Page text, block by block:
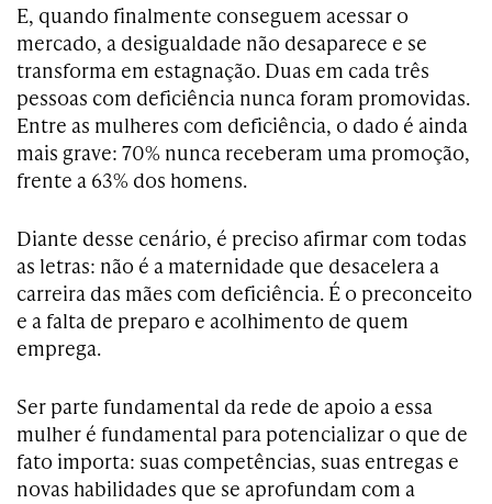
E, quando finalmente conseguem acessar o
mercado, a desigualdade não desaparece e se
transforma em estagnação. Duas em cada três
pessoas com deficiência nunca foram promovidas.
Entre as mulheres com deficiência, o dado é ainda
mais grave: 70% nunca receberam uma promoção,
frente a 63% dos homens.
Diante desse cenário, é preciso afirmar com todas
as letras: não é a maternidade que desacelera a
carreira das mães com deficiência. É o preconceito
e a falta de preparo e acolhimento de quem
emprega.
Ser parte fundamental da rede de apoio a essa
mulher é fundamental para potencializar o que de
fato importa: suas competências, suas entregas e
novas habilidades que se aprofundam com a